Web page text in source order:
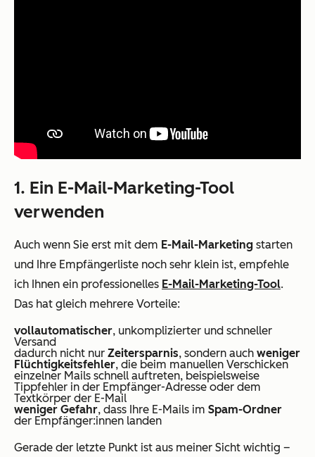
1. Ein E-Mail-Marketing-Tool
verwenden
Auch wenn Sie erst mit dem E-Mail-Marketing starten
und Ihre Empfängerliste noch sehr klein ist, empfehle
ich Ihnen ein professionelles E-Mail-Marketing-Tool.
Das hat gleich mehrere Vorteile:
vollautomatischer, unkomplizierter und schneller
Versand
dadurch nicht nur Zeitersparnis, sondern auch weniger
Flüchtigkeitsfehler, die beim manuellen Verschicken
einzelner Mails schnell auftreten, beispielsweise
Tippfehler in der Empfänger-Adresse oder dem
Textkörper der E-Mail
weniger Gefahr, dass Ihre E-Mails im Spam-Ordner
der Empfänger:innen landen
Gerade der letzte Punkt ist aus meiner Sicht wichtig –